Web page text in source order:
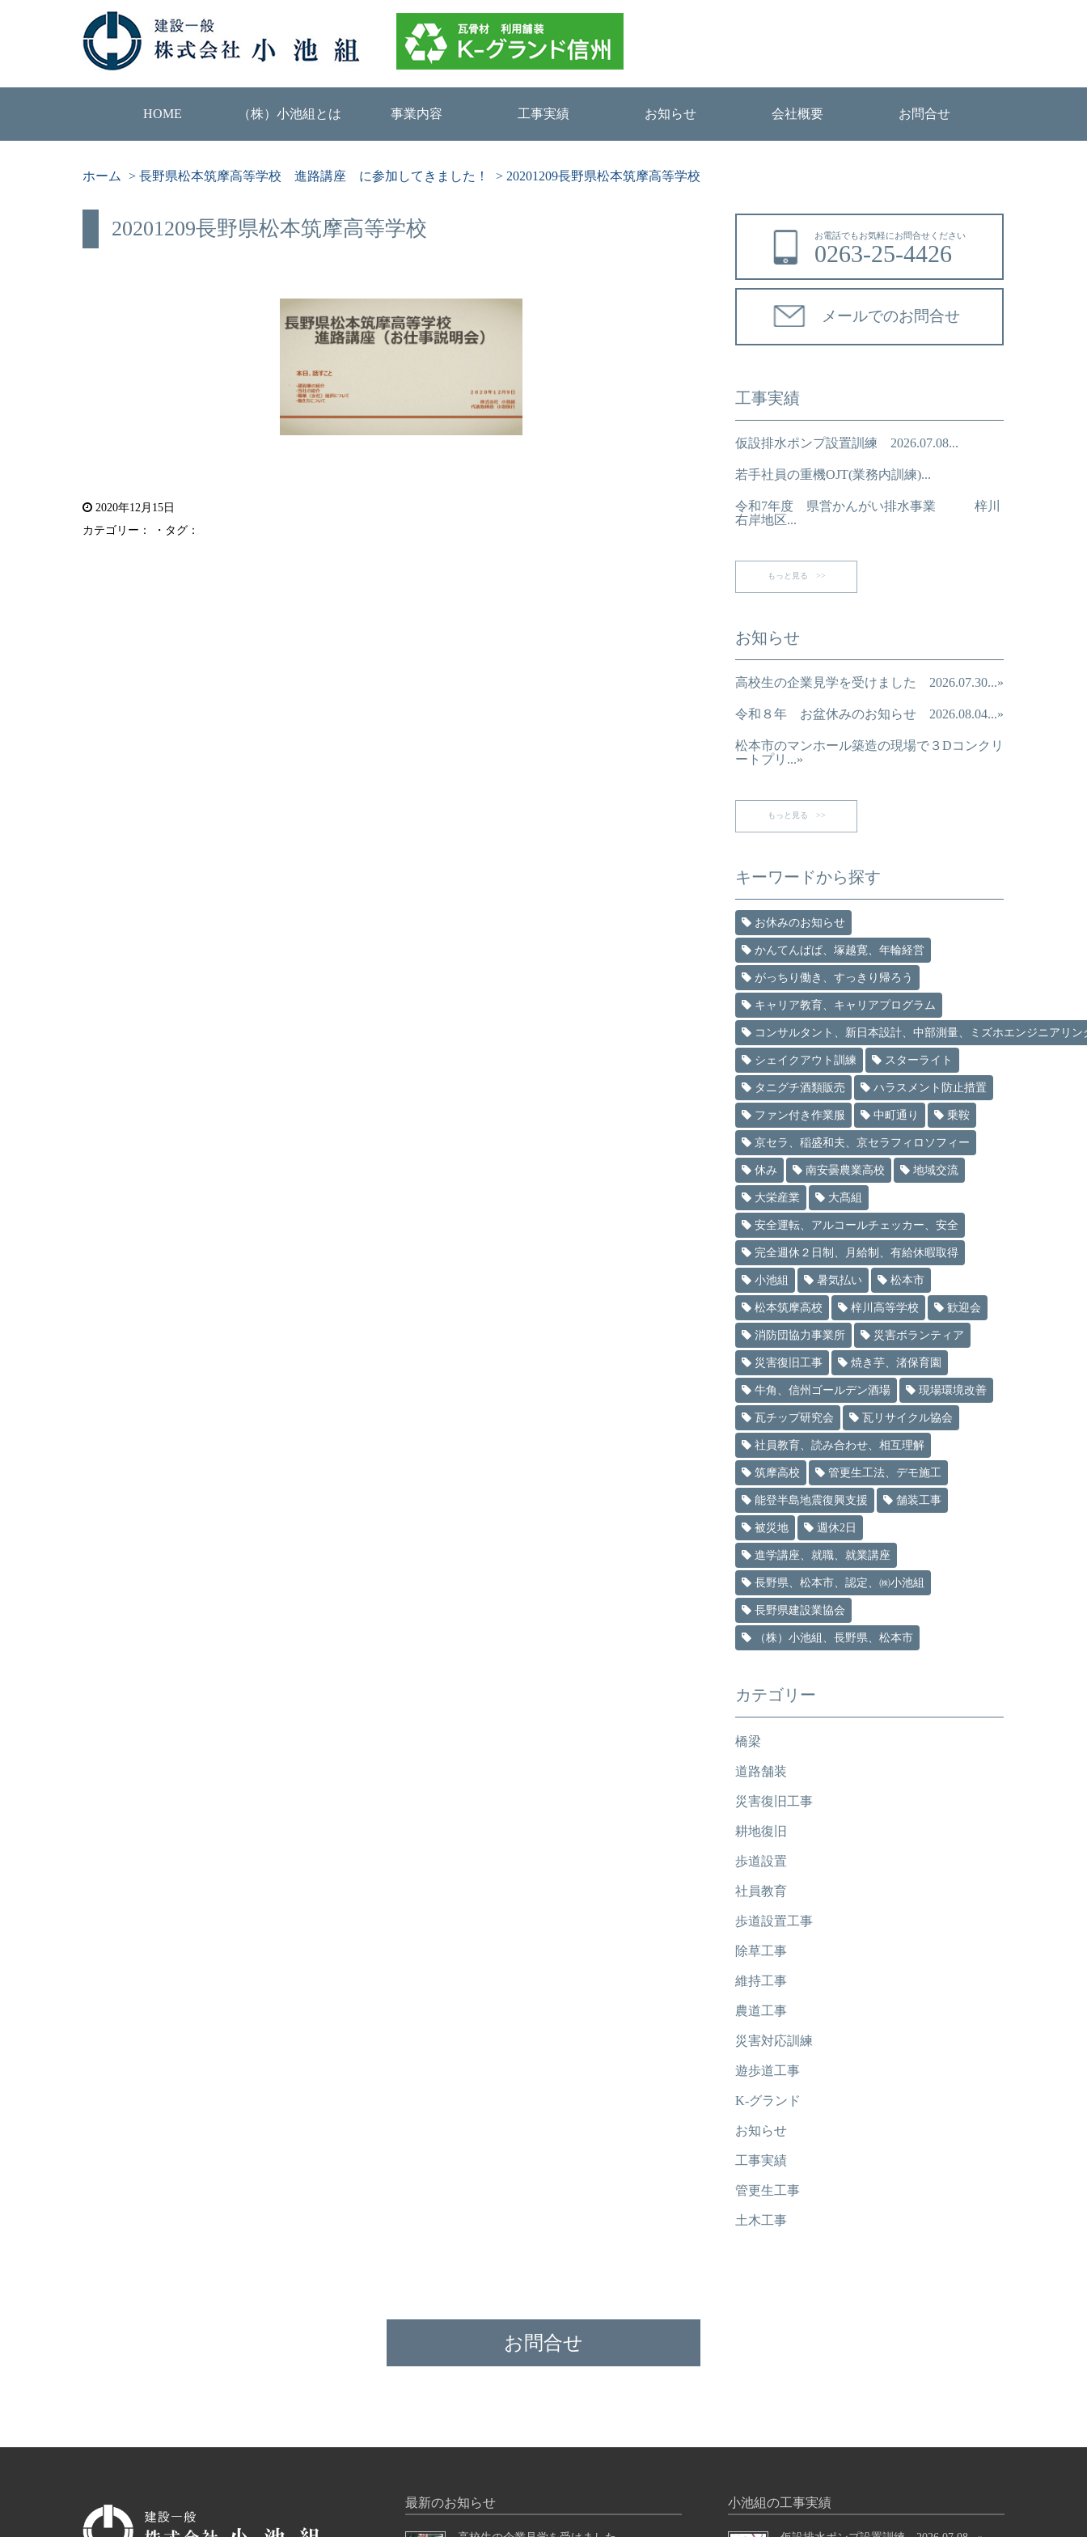
HOME （株）小池組とは 事業内容 工事実績 お知らせ 会社概要 お問合せ
ホーム > 長野県松本筑摩高等学校 進路講座 に参加してきました！ > 20201209長野県松本筑摩高等学校
20201209長野県松本筑摩高等学校
2020年12月15日
カテゴリー： ・タグ：
お電話でもお気軽にお問合せください
0263-25-4426
メールでのお問合せ
工事実績
仮設排水ポンプ設置訓練 2026.07.08...
若手社員の重機OJT(業務内訓練)...
令和7年度 県営かんがい排水事業 梓川
右岸地区...
もっと見る >>
お知らせ
高校生の企業見学を受けました 2026.07.30...»
令和８年 お盆休みのお知らせ 2026.08.04...»
松本市のマンホール築造の現場で３Dコンクリ
ートプリ...»
もっと見る >>
キーワードから探す
お休みのお知らせ
かんてんぱぱ、塚越寛、年輪経営
がっちり働き、すっきり帰ろう
キャリア教育、キャリアプログラム
コンサルタント、新日本設計、中部測量、ミズホエンジニアリン
シェイクアウト訓練 スターライト
タニグチ酒類販売 ハラスメント防止措置
ファン付き作業服 中町通り 乗鞍
京セラ、稲盛和夫、京セラフィロソフィー
休み 南安曇農業高校 地域交流
大栄産業 大髙組
安全運転、アルコールチェッカー、安全
完全週休２日制、月給制、有給休暇取得
小池組 暑気払い 松本市
松本筑摩高校 梓川高等学校 歓迎会
消防団協力事業所 災害ボランティア
災害復旧工事 焼き芋、渚保育園
牛角、信州ゴールデン酒場 現場環境改善
瓦チップ研究会 瓦リサイクル協会
社員教育、読み合わせ、相互理解
筑摩高校 管更生工法、デモ施工
能登半島地震復興支援 舗装工事
被災地 週休2日
進学講座、就職、就業講座
長野県、松本市、認定、㈱小池組
長野県建設業協会
（株）小池組、長野県、松本市
カテゴリー
橋梁
道路舗装
災害復旧工事
耕地復旧
歩道設置
社員教育
歩道設置工事
除草工事
維持工事
農道工事
災害対応訓練
遊歩道工事
K-グランド
お知らせ
工事実績
管更生工事
土木工事
お問合せ
最新のお知らせ 小池組の工事実績